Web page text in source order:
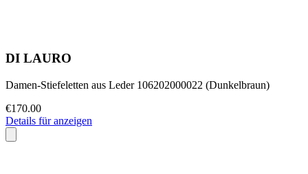
DI LAURO
Damen-Stiefeletten aus Leder 106202000022 (Dunkelbraun)
€170.00
Details für anzeigen